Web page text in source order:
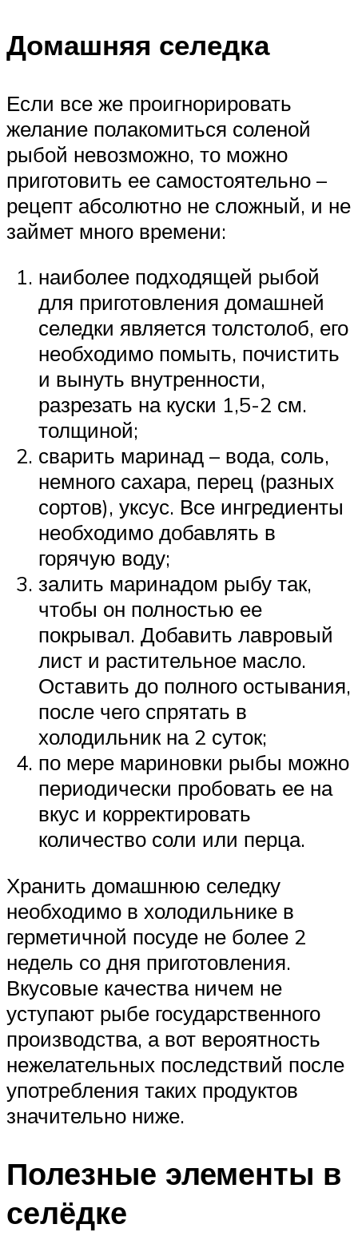
Домашняя селедка
Если все же проигнорировать
желание полакомиться соленой
рыбой невозможно, то можно
приготовить ее самостоятельно –
рецепт абсолютно не сложный, и не
займет много времени:
наиболее подходящей рыбой
для приготовления домашней
селедки является толстолоб, его
необходимо помыть, почистить
и вынуть внутренности,
разрезать на куски 1,5-2 см.
толщиной;
сварить маринад – вода, соль,
немного сахара, перец (разных
сортов), уксус. Все ингредиенты
необходимо добавлять в
горячую воду;
залить маринадом рыбу так,
чтобы он полностью ее
покрывал. Добавить лавровый
лист и растительное масло.
Оставить до полного остывания,
после чего спрятать в
холодильник на 2 суток;
по мере мариновки рыбы можно
периодически пробовать ее на
вкус и корректировать
количество соли или перца.
Хранить домашнюю селедку
необходимо в холодильнике в
герметичной посуде не более 2
недель со дня приготовления.
Вкусовые качества ничем не
уступают рыбе государственного
производства, а вот вероятность
нежелательных последствий после
употребления таких продуктов
значительно ниже.
Полезные элементы в
селёдке